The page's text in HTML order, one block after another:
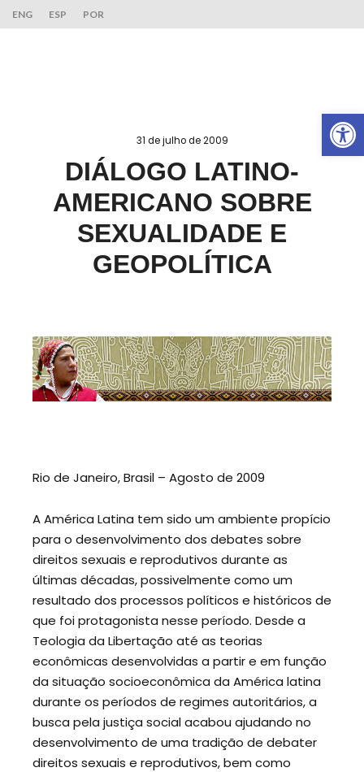
ENG ESP POR
31 de julho de 2009
DIÁLOGO LATINO-
AMERICANO SOBRE
SEXUALIDADE E
GEOPOLÍTICA
Rio de Janeiro, Brasil – Agosto de 2009
A América Latina tem sido um ambiente propício
para o desenvolvimento dos debates sobre
direitos sexuais e reprodutivos durante as
últimas décadas, possivelmente como um
resultado dos processos políticos e históricos de
que foi protagonista nesse período. Desde a
Teologia da Libertação até as teorias
econômicas desenvolvidas a partir e em função
da situação socioeconômica da América latina
durante os períodos de regimes autoritários, a
busca pela justiça social acabou ajudando no
desenvolvimento de uma tradição de debater
direitos sexuais e reprodutivos, bem como